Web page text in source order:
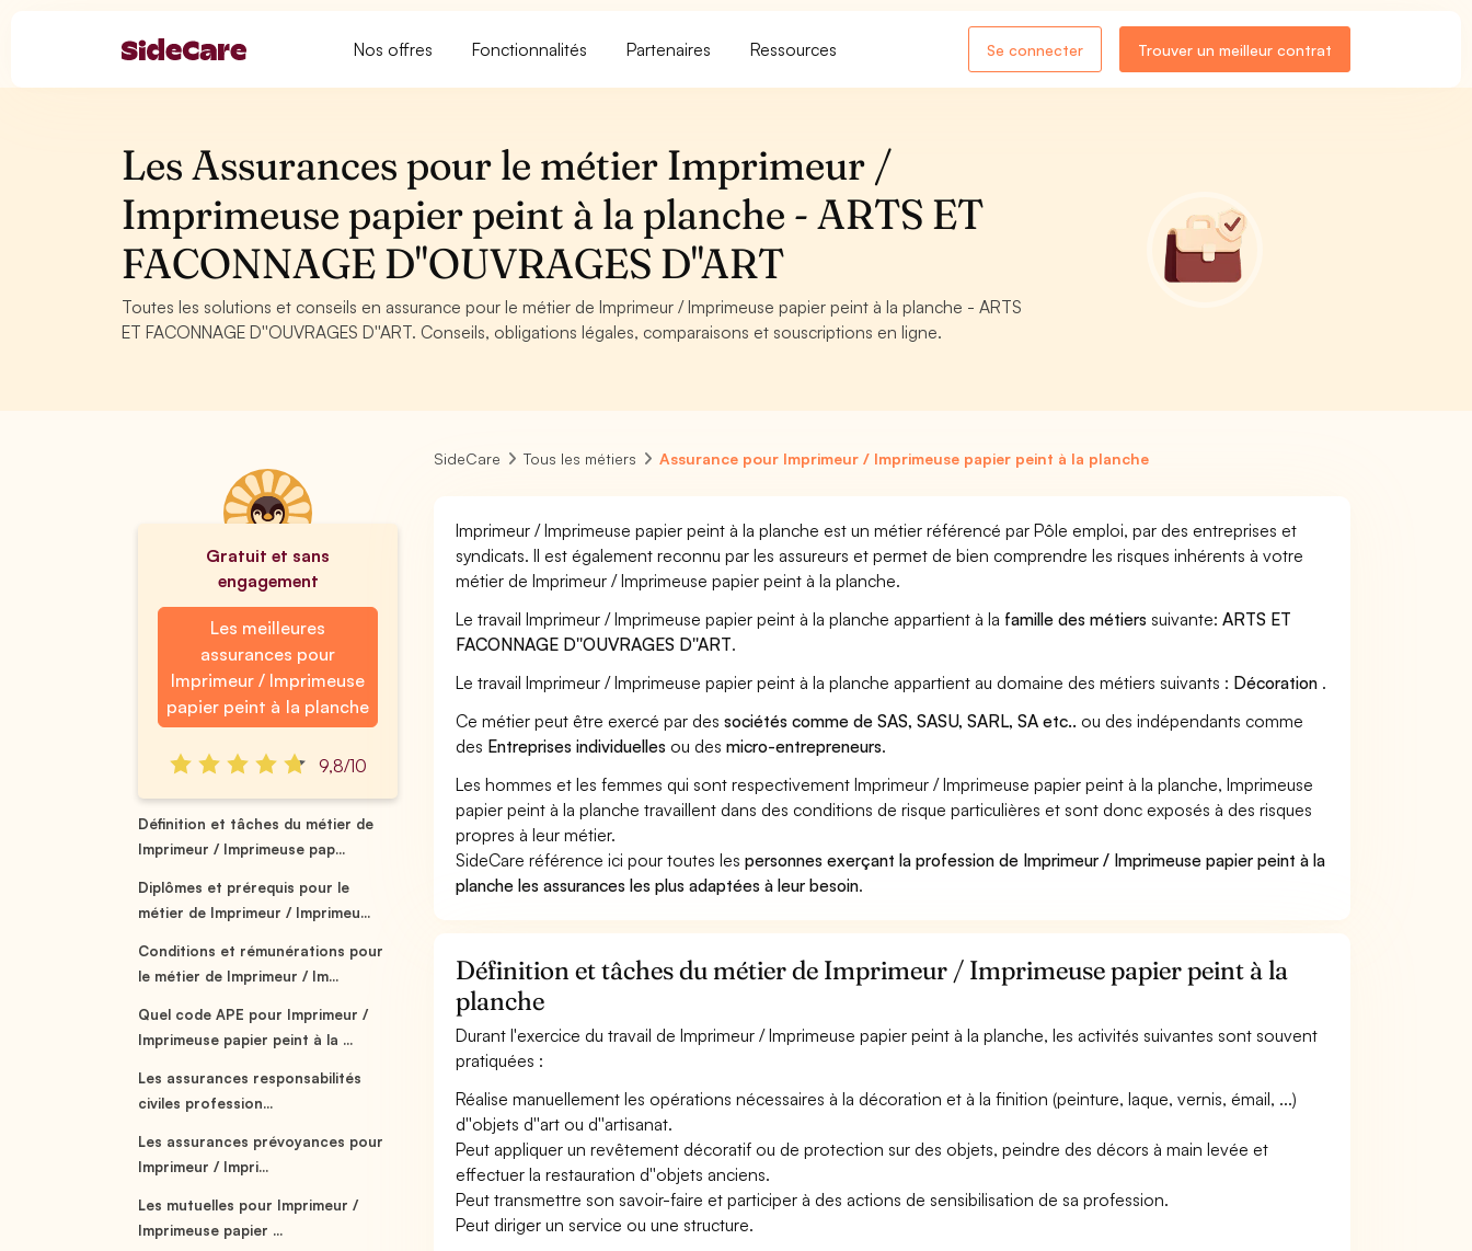
Nos offres Fonctionnalités Partenaires Ressources Se connecter Trouver un meilleur contrat
Les Assurances pour le métier Imprimeur /
Imprimeuse papier peint à la planche - ARTS ET
FACONNAGE D''OUVRAGES D''ART
Toutes les solutions et conseils en assurance pour le métier de Imprimeur / Imprimeuse papier peint à la planche - ARTS
ET FACONNAGE D''OUVRAGES D''ART. Conseils, obligations légales, comparaisons et souscriptions en ligne.
Gratuit et sans
engagement
Les meilleures
assurances pour
Imprimeur / Imprimeuse
papier peint à la planche
9,8/10
Définition et tâches du métier de
Imprimeur / Imprimeuse pap...
Diplômes et prérequis pour le
métier de Imprimeur / Imprimeu...
Conditions et rémunérations pour
le métier de Imprimeur / Im...
Quel code APE pour Imprimeur /
Imprimeuse papier peint à la ...
Les assurances responsabilités
civiles profession...
Les assurances prévoyances pour
Imprimeur / Impri...
Les mutuelles pour Imprimeur /
Imprimeuse papier ...
SideCare Tous les métiers Assurance pour Imprimeur / Imprimeuse papier peint à la planche
Imprimeur / Imprimeuse papier peint à la planche est un métier référencé par Pôle emploi, par des entreprises et
syndicats. Il est également reconnu par les assureurs et permet de bien comprendre les risques inhérents à votre
métier de Imprimeur / Imprimeuse papier peint à la planche.
Le travail Imprimeur / Imprimeuse papier peint à la planche appartient à la famille des métiers suivante:ARTS ET
FACONNAGE D''OUVRAGES D''ART.
Le travail Imprimeur / Imprimeuse papier peint à la planche appartient au domaine des métiers suivants : Décoration .
Ce métier peut être exercé par dessociétés comme de SAS, SASU, SARL, SA etc.. ou des indépendants comme
des Entreprises individuelles ou desmicro-entrepreneurs.
Les hommes et les femmes qui sont respectivement Imprimeur / Imprimeuse papier peint à la planche, Imprimeuse
papier peint à la planche travaillent dans des conditions de risque particulières et sont donc exposés à des risques
propres à leur métier.
SideCare référence ici pour toutes lespersonnes exerçant la profession de Imprimeur / Imprimeuse papier peint à la
planche les assurances les plus adaptées à leur besoin.
Définition et tâches du métier de Imprimeur / Imprimeuse papier peint à la
planche
Durant l'exercice du travail de Imprimeur / Imprimeuse papier peint à la planche, les activités suivantes sont souvent
pratiquées :
Réalise manuellement les opérations nécessaires à la décoration et à la finition (peinture, laque, vernis, émail, ...)
d''objets d''art ou d''artisanat.
Peut appliquer un revêtement décoratif ou de protection sur des objets, peindre des décors à main levée et
effectuer la restauration d''objets anciens.
Peut transmettre son savoir-faire et participer à des actions de sensibilisation de sa profession.
Peut diriger un service ou une structure.